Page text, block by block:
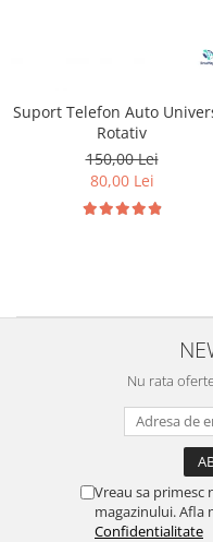
Suport Telefon Auto
Rotativ
150,00 Lei
80,00 Lei
Nu rata
Vreau sa
magazinului. Afla
Confidentialitate